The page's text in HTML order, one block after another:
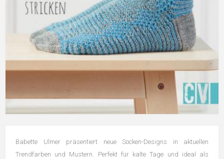
Babette Ulmer präsentiert neue Socken-Designs in aktuellen
Trendfarben und Mustern. Perfekt für kalte Tage und ideal als